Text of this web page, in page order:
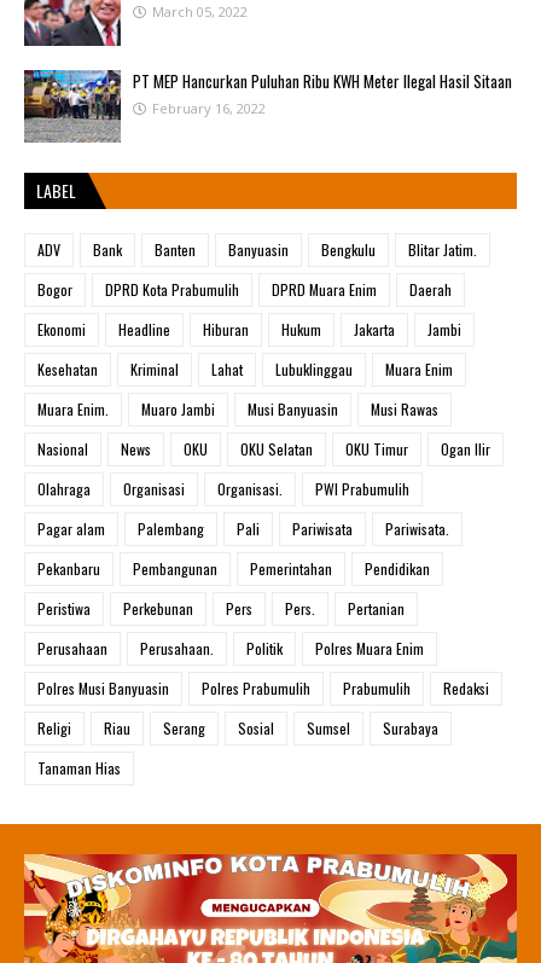
March 05, 2022
PT MEP Hancurkan Puluhan Ribu KWH Meter Ilegal Hasil Sitaan
February 16, 2022
LABEL
ADV Bank Banten Banyuasin Bengkulu
Blitar Jatim.
Bogor
DPRD Kota Prabumulih DPRD Muara Enim
Daerah
Ekonomi
Headline Hiburan Hukum Jakarta
Jambi
Kesehatan
Kriminal Lahat Lubuklinggau
Muara Enim
Muara Enim.
Muaro Jambi Musi Banyuasin
Musi Rawas
Nasional
News OKU OKU Selatan OKU Timur
Ogan Ilir
Olahraga
Organisasi Organisasi.
PWI Prabumulih
Pagar alam
Palembang Pali Pariwisata
Pariwisata.
Pekanbaru
Pembangunan Pemerintahan
Pendidikan
Peristiwa
Perkebunan Pers Pers.
Pertanian
Perusahaan
Perusahaan. Politik
Polres Muara Enim
Polres Musi Banyuasin
Polres Prabumulih Prabumulih
Redaksi
Religi
Riau Serang Sosial Sumsel
Surabaya
Tanaman Hias